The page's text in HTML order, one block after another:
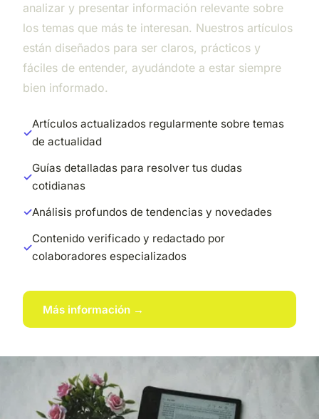
analizar y presentar información relevante sobre
los temas que más te interesan. Nuestros artículos
están diseñados para ser claros, prácticos y
fáciles de entender, ayudándote a estar siempre
bien informado.
Artículos actualizados regularmente sobre temas
de actualidad
Guías detalladas para resolver tus dudas
cotidianas
Análisis profundos de tendencias y novedades
Contenido verificado y redactado por
colaboradores especializados
Más información →